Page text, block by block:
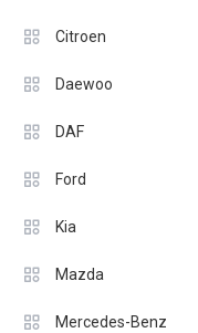
Citroen
Daewoo
DAF
Ford
Kia
Mazda
Mercedes-Benz